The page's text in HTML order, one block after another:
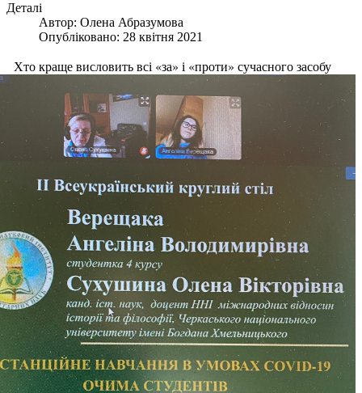
Деталі
Автор: Олена Абразумова
Опубліковано: 28 квітня 2021
Хто краще висловить всі «за» і «проти» сучасного засобу